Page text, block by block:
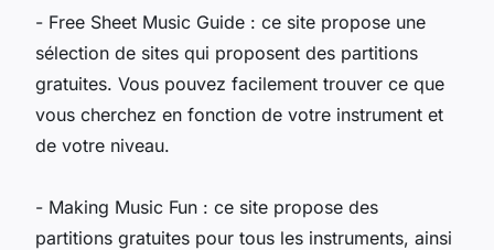
- Free Sheet Music Guide : ce site propose une
sélection de sites qui proposent des partitions
gratuites. Vous pouvez facilement trouver ce que
vous cherchez en fonction de votre instrument et
de votre niveau.
- Making Music Fun : ce site propose des
partitions gratuites pour tous les instruments, ainsi